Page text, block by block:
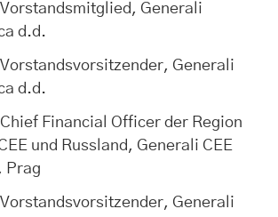
Generali
d.d.
Generali
d.d.
Financial Officer der Region
und Russland, Generali CEE
Prag
Generali